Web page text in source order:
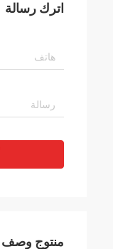
اترك رسالة
منتوج وصف